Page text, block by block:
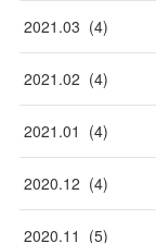
2021 .03 (4)
2021 .02 (4)
2021 .01 (4)
2020.12 (4)
2020.11 (5)